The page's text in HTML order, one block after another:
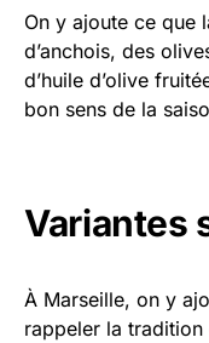
On y ajoute ce que
d’anchois, des
d’huile d’olive
bon sens de la
Variantes
À Marseille, on y
rappeler la